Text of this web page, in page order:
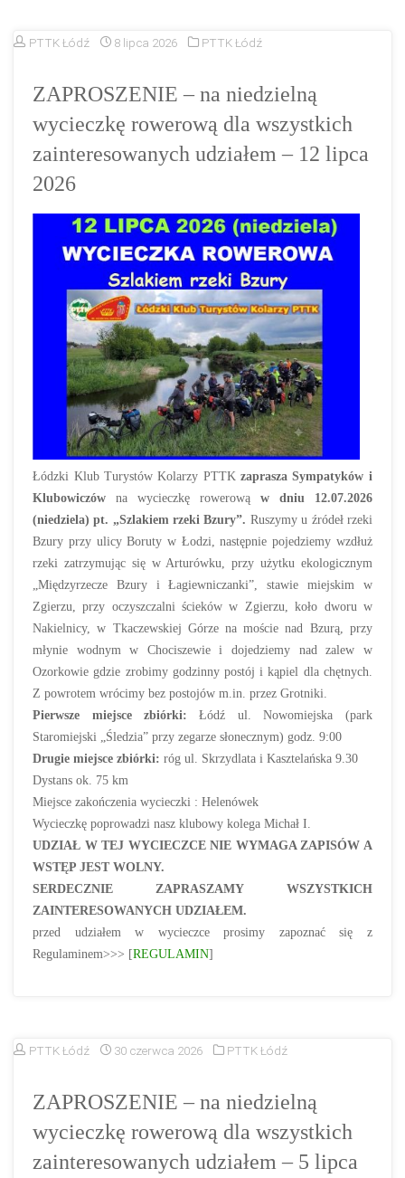
PTTK Łódź 8 lipca 2026 PTTK Łódź
ZAPROSZENIE – na niedzielną
wycieczkę rowerową dla wszystkich
zainteresowanych udziałem – 12 lipca
2026
Łódzki Klub Turystów Kolarzy PTTKzaprasza Sympatyków i
Klubowiczów na wycieczkę rowerową w dniu 12.07.2026
(niedziela) pt. „Szlakiem rzeki Bzury”. Ruszymy u źródeł rzeki
Bzury przy ulicy Boruty w Łodzi, następnie pojedziemy wzdłuż
rzeki zatrzymując się w Arturówku, przy użytku ekologicznym
„Międzyrzecze Bzury i Łagiewniczanki”, stawie miejskim w
Zgierzu, przy oczyszczalni ścieków w Zgierzu, koło dworu w
Nakielnicy, w Tkaczewskiej Górze na moście nad Bzurą, przy
młynie wodnym w Chociszewie i dojedziemy nad zalew w
Ozorkowie gdzie zrobimy godzinny postój i kąpiel dla chętnych.
Z powrotem wrócimy bez postojów m.in. przez Grotniki.
Pierwsze miejsce zbiórki: Łódź ul. Nowomiejska (park
Staromiejski „Śledzia” przy zegarze słonecznym) godz. 9:00
Drugie miejsce zbiórki: róg ul. Skrzydlata i Kasztelańska 9.30
Dystans ok. 75 km
Miejsce zakończenia wycieczki : Helenówek
Wycieczkę poprowadzi nasz klubowy kolega Michał I.
UDZIAŁ W TEJ WYCIECZCE NIE WYMAGA ZAPISÓW A
WSTĘP JEST WOLNY.
SERDECZNIE ZAPRASZAMY WSZYSTKICH
ZAINTERESOWANYCH UDZIAŁEM.
przed udziałem w wycieczce prosimy zapoznać się z
Regulaminem>>> [REGULAMIN]
PTTK Łódź 30 czerwca 2026 PTTK Łódź
ZAPROSZENIE – na niedzielną
wycieczkę rowerową dla wszystkich
zainteresowanych udziałem – 5 lipca